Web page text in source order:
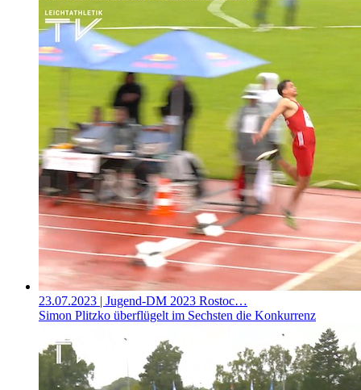
23.07.2023 | Jugend-DM 2023 Rostoc…
Simon Plitzko überflügelt im Sechsten die Konkurrenz